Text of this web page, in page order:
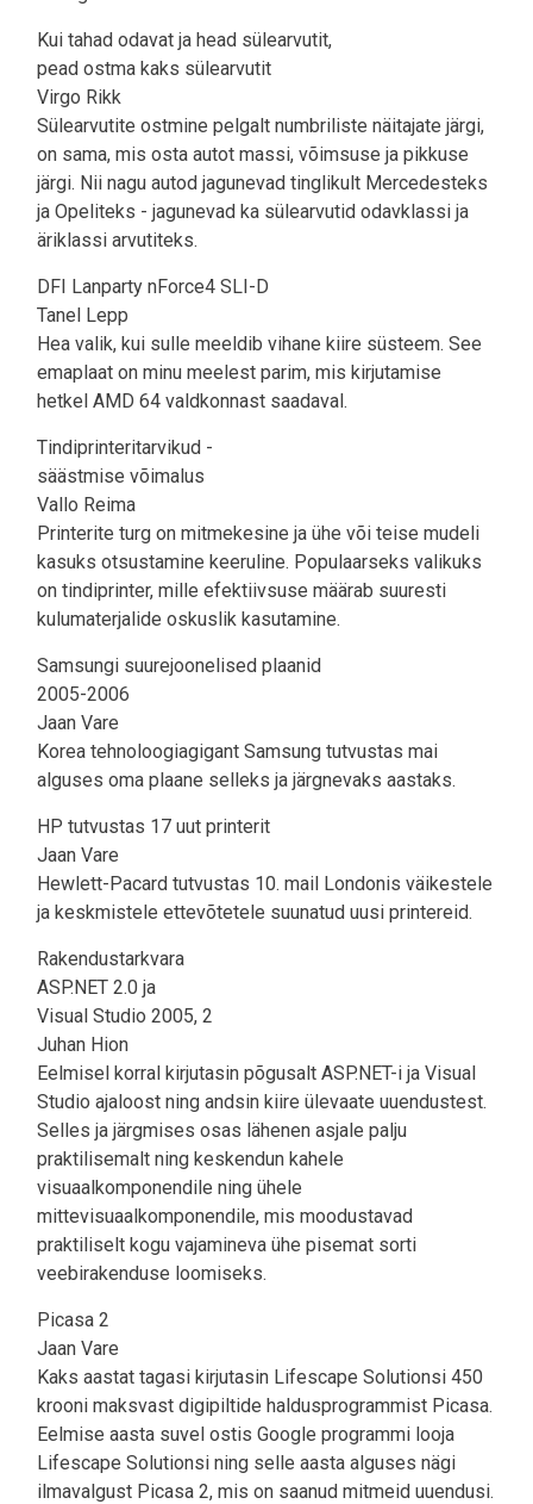
Kui tahad odavat ja head sülearvutit,
pead ostma kaks sülearvutit
Virgo Rikk
Sülearvutite ostmine pelgalt numbriliste näitajate järgi,
on sama, mis osta autot massi, võimsuse ja pikkuse
järgi. Nii nagu autod jagunevad tinglikult Mercedesteks
ja Opeliteks - jagunevad ka sülearvutid odavklassi ja
äriklassi arvutiteks.
DFI Lanparty nForce4 SLI-D
Tanel Lepp
Hea valik, kui sulle meeldib vihane kiire süsteem. See
emaplaat on minu meelest parim, mis kirjutamise
hetkel AMD 64 valdkonnast saadaval.
Tindiprinteritarvikud -
säästmise võimalus
Vallo Reima
Printerite turg on mitmekesine ja ühe või teise mudeli
kasuks otsustamine keeruline. Populaarseks valikuks
on tindiprinter, mille efektiivsuse määrab suuresti
kulumaterjalide oskuslik kasutamine.
Samsungi suurejoonelised plaanid
2005-2006
Jaan Vare
Korea tehnoloogiagigant Samsung tutvustas mai
alguses oma plaane selleks ja järgnevaks aastaks.
HP tutvustas 17 uut printerit
Jaan Vare
Hewlett-Pacard tutvustas 10. mail Londonis väikestele
ja keskmistele ettevõtetele suunatud uusi printereid.
Rakendustarkvara
ASP.NET 2.0 ja
Visual Studio 2005, 2
Juhan Hion
Eelmisel korral kirjutasin põgusalt ASP.NET-i ja Visual
Studio ajaloost ning andsin kiire ülevaate uuendustest.
Selles ja järgmises osas lähenen asjale palju
praktilisemalt ning keskendun kahele
visuaalkomponendile ning ühele
mittevisuaalkomponendile, mis moodustavad
praktiliselt kogu vajamineva ühe pisemat sorti
veebirakenduse loomiseks.
Picasa 2
Jaan Vare
Kaks aastat tagasi kirjutasin Lifescape Solutionsi 450
krooni maksvast digipiltide haldusprogrammist Picasa.
Eelmise aasta suvel ostis Google programmi looja
Lifescape Solutionsi ning selle aasta alguses nägi
ilmavalgust Picasa 2, mis on saanud mitmeid uuendusi.